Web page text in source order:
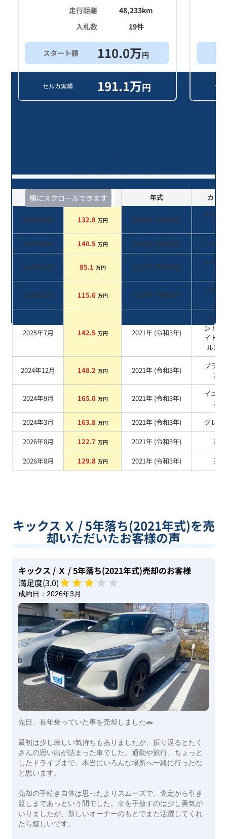
走行距離
48,233km
入札数
19件
スタート額 110.0万円
セルカ実績 191.1万円
ス
セ
横にスクロールできます
査定時期 セルカ実績 年式 カラー
2026年4月 132.8 万円 2021年 (令和3年)
ホワイ
系
2026年3月
140.5 万円 2021年 (令和3年) パール
2026年2月 85.1 万円 2021年 (令和3年)
ホワイ
系
2026年2月 115.6 万円 2021年 (令和3年)
ブラッ
系
2025年7月 142.5 万円 2021年 (令和3年)
ブリリ
ントホ
イトパ
ル3P
2024年12月 148.2 万円 2021年 (令和3年)
ブラッ
系
2024年9月 165.0 万円 2021年 (令和3年)
イエロ
系
2024年3月
163.8 万円 2021年 (令和3年) グレー
2026年8月
122.7 万円 2021年 (令和3年)
系
2026年8月
129.8 万円 2021年 (令和3年) 系
キックス Ｘ / 5年落ち(2021年式)を売
却いただいたお客様の声
キックス / Ｘ / 5年落ち(2021年式)売却のお客様
満足度(3.0)
成約日： 2026年3月
先日、長年乗っていた車を売却しました🚗
最初は少し寂しい気持ちもありましたが、振り返るとたく
さんの思い出が詰まった車でした。通勤や旅行、ちょっと
したドライブまで、本当にいろんな場所へ一緒に行ったな
と思います。
売却の手続き自体は思ったよりスムーズで、査定から引き
渡しまであっという間でした。車を手放すのは少し勇気が
いりましたが、新しいオーナーのもとでまた活躍してくれ
たら嬉しいです。